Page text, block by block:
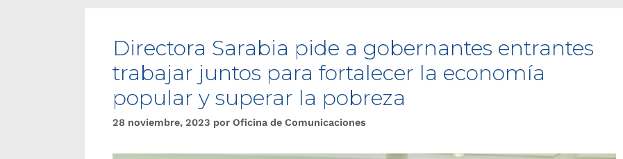
Directora Sarabia pide a gobernantes entrantes
trabajar juntos para fortalecer la economía
popular y superar la pobreza
28 noviembre, 2023 por Oficina de Comunicaciones